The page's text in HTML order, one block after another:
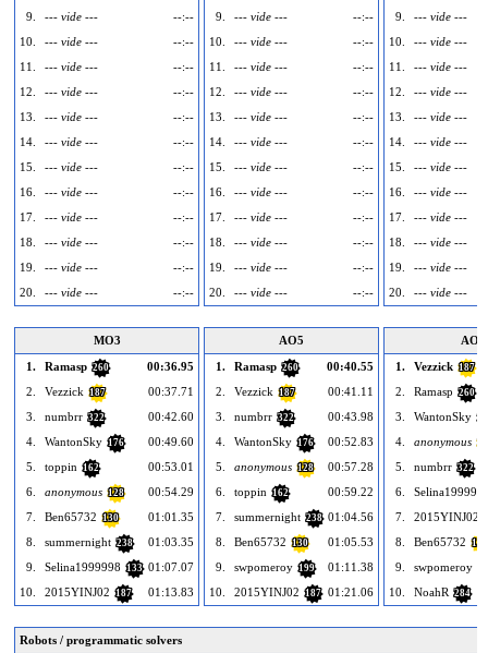
9.
--- vide ---
--:--
10.
--- vide ---
--:--
11.
--- vide ---
--:--
12.
--- vide ---
--:--
13.
--- vide ---
--:--
14.
--- vide ---
--:--
15.
--- vide ---
--:--
16.
--- vide ---
--:--
17.
--- vide ---
--:--
18.
--- vide ---
--:--
19.
--- vide ---
--:--
20.
--- vide --- --:--
9.
--- vide ---
--:--
10.
--- vide ---
--:--
11.
--- vide ---
--:--
12.
--- vide ---
--:--
13.
--- vide ---
--:--
14.
--- vide ---
--:--
15.
--- vide ---
--:--
16.
--- vide ---
--:--
17.
--- vide ---
--:--
18.
--- vide ---
--:--
19.
--- vide ---
--:--
20.
--- vide --- --:--
9.
--- vide ---
10.
--- vide ---
11.
--- vide ---
12.
--- vide ---
13.
--- vide ---
14.
--- vide ---
15.
--- vide ---
16.
--- vide ---
17.
--- vide ---
18.
--- vide ---
19.
--- vide ---
20.
--- vide ---
MO3
1.
Ramasp 260
00:36.95
2.
Vezzick 187
00:37.71
3.
numbrr 322
00:42.60
4.
WantonSky 176
00:49.60
5.
toppin 162
00:53.01
6.
anonymous 128
00:54.29
7.
Ben65732 130
01:01.35
8.
summernight 238
01:03.35
9.
Selina1999998 133 01:07.07
10.
2015YINJ02 187 01:13.83
AO5
1.
Ramasp 260
00:40.55
2.
Vezzick 187
00:41.11
3.
numbrr 322
00:43.98
4.
WantonSky 176
00:52.83
5.
anonymous 128
00:57.28
6.
toppin 162
00:59.22
7.
summernight 238 01:04.56
8.
Ben65732 130
01:05.53
9.
swpomeroy 199
01:11.38
10.
2015YINJ02 187 01:21.06
1.
Vezzick 187
2. Ramasp 260
3. WantonSky
4. anonymous
5. numbrr 322
6.
7.
2015YINJ02
8. Ben65732 130
9. swpomeroy
10. NoahR 284
Robots / programmatic solvers